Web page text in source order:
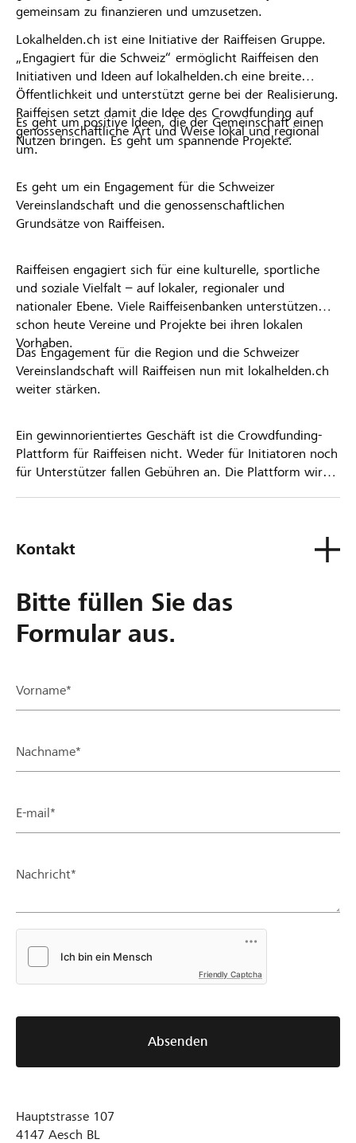
gemeinsam zu finanzieren und umzusetzen.
Lokalhelden.ch ist eine Initiative der Raiffeisen Gruppe.
„Engagiert für die Schweiz“ ermöglicht Raiffeisen den
Initiativen und Ideen auf lokalhelden.ch eine breite
Öffentlichkeit und unterstützt gerne bei der Realisierung.
Raiffeisen setzt damit die Idee des Crowdfunding auf
genossenschaftliche Art und Weise lokal und regional
um.
Es geht um positive Ideen, die der Gemeinschaft einen
Nutzen bringen. Es geht um spannende Projekte.
Es geht um ein Engagement für die Schweizer
Vereinslandschaft und die genossenschaftlichen
Grundsätze von Raiffeisen.
Raiffeisen engagiert sich für eine kulturelle, sportliche
und soziale Vielfalt – auf lokaler, regionaler und
nationaler Ebene. Viele Raiffeisenbanken unterstützen
schon heute Vereine und Projekte bei ihren lokalen
Vorhaben.
Das Engagement für die Region und die Schweizer
Vereinslandschaft will Raiffeisen nun mit lokalhelden.ch
weiter stärken.
Ein gewinnorientiertes Geschäft ist die Crowdfunding-
Plattform für Raiffeisen nicht. Weder für Initiatoren noch
für Unterstützer fallen Gebühren an. Die Plattform wird
Kontakt
Bitte füllen Sie das
Formular aus.
Vorname*
Nachname*
E-mail*
Nachricht*
Friendly Captcha
Absenden
Hauptstrasse 107
4147 Aesch BL